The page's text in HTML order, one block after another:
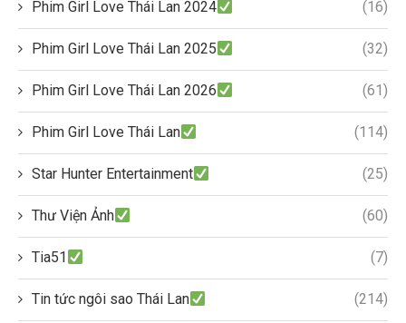
Phim Girl Love Thái Lan 2024 (16)
Phim Girl Love Thái Lan 2025 (32)
Phim Girl Love Thái Lan 2026 (61)
Phim Girl Love Thái Lan (114)
Star Hunter Entertainment (25)
Thư Viện Ảnh (60)
Tia51 (7)
Tin tức ngôi sao Thái Lan (214)